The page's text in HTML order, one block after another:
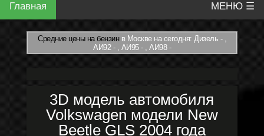
Главная МЕНЮ ☰
Средние цены на бензинв Москве на сегодня: Дизель - ,
АИ92 - , АИ95 - , АИ98 -
3D модель автомобиля
Volkswagen модели New
Beetle GLS 2004 года